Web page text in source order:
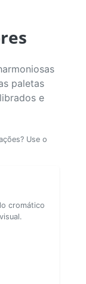
paletas
e
Use o
cromático